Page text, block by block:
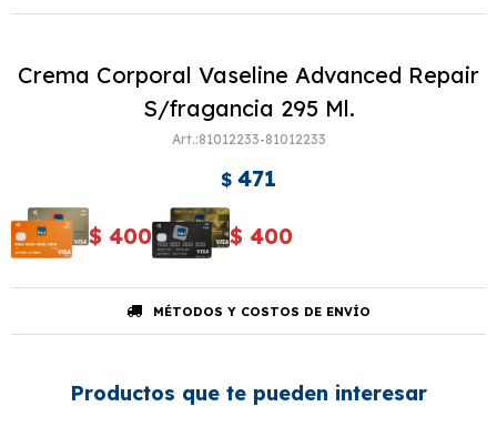
Crema Corporal Vaseline Advanced Repair
S/fragancia 295 Ml.
81012233-81012233
$ 471
$ 400 $ 400
MÉTODOS Y COSTOS DE ENVÍO
Productos que te pueden interesar